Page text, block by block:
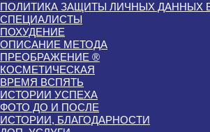
ПОЛИТИКА ЗАЩИТЫ ЛИЧНЫХ ДАННЫХ
СПЕЦИАЛИСТЫ
ПОХУДЕНИЕ
ОПИСАНИЕ МЕТОДА
ПРЕОБРАЖЕНИЕ ®
КОСМЕТИЧЕСКАЯ
ВРЕМЯ ВСПЯТЬ
ИСТОРИИ УСПЕХА
ФОТО ДО И ПОСЛЕ
ИСТОРИИ, БЛАГОДАРНОСТИ